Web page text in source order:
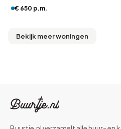
€ 650 p.m.
Bekijk meer woningen